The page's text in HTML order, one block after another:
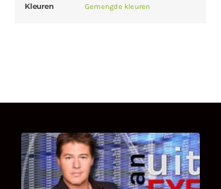
Kleuren Gemengde kleuren
UITSTEL VAN EXECUTIE
Bekijk hier de fragmenten van de deelname
van Bricks and Stones aan dit programma.